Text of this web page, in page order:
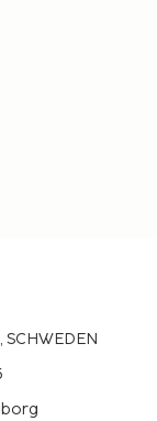
SCHWEDEN